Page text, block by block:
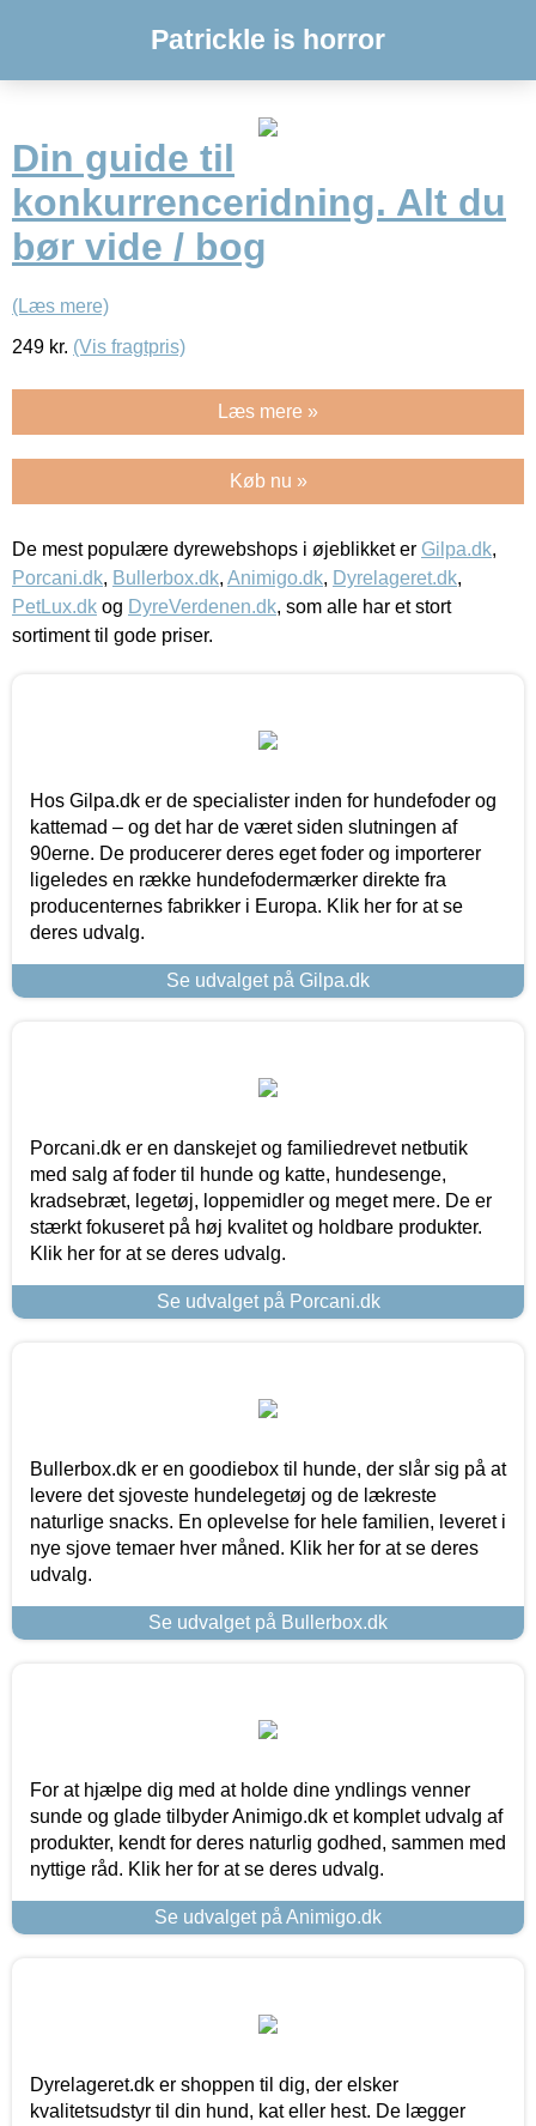
Patrickle is horror
Din guide til
konkurrenceridning. Alt du
bør vide / bog
(Læs mere)
249 kr. (Vis fragtpris)
Læs mere »
Køb nu »
De mest populære dyrewebshops i øjeblikket er Gilpa.dk,
Porcani.dk, Bullerbox.dk, Animigo.dk, Dyrelageret.dk,
PetLux.dk og DyreVerdenen.dk, som alle har et stort
sortiment til gode priser.
Hos Gilpa.dk er de specialister inden for hundefoder og
kattemad – og det har de været siden slutningen af
90erne. De producerer deres eget foder og importerer
ligeledes en række hundefodermærker direkte fra
producenternes fabrikker i Europa. Klik her for at se
deres udvalg.
Se udvalget på Gilpa.dk
Porcani.dk er en danskejet og familiedrevet netbutik
med salg af foder til hunde og katte, hundesenge,
kradsebræt, legetøj, loppemidler og meget mere. De er
stærkt fokuseret på høj kvalitet og holdbare produkter.
Klik her for at se deres udvalg.
Se udvalget på Porcani.dk
Bullerbox.dk er en goodiebox til hunde, der slår sig på at
levere det sjoveste hundelegetøj og de lækreste
naturlige snacks. En oplevelse for hele familien, leveret i
nye sjove temaer hver måned. Klik her for at se deres
udvalg.
Se udvalget på Bullerbox.dk
For at hjælpe dig med at holde dine yndlings venner
sunde og glade tilbyder Animigo.dk et komplet udvalg af
produkter, kendt for deres naturlig godhed, sammen med
nyttige råd. Klik her for at se deres udvalg.
Se udvalget på Animigo.dk
Dyrelageret.dk er shoppen til dig, der elsker
kvalitetsudstyr til din hund, kat eller hest. De lægger